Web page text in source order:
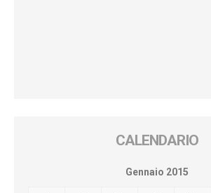
CALENDARIO
Gennaio 2015